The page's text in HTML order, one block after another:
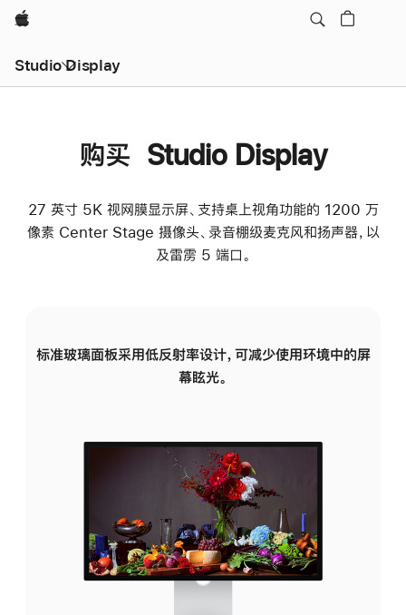
Apple
Studio Display
购买 Studio Display
27 英寸 5K 视网膜显示屏、支持桌上视角功能的 1200 万
像素 Center Stage 摄像头、录音棚级麦克风和扬声器，以
及雷雳 5 端口。
标准玻璃面板采用低反射率设计，可减少使用环境中的屏
幕眩光。